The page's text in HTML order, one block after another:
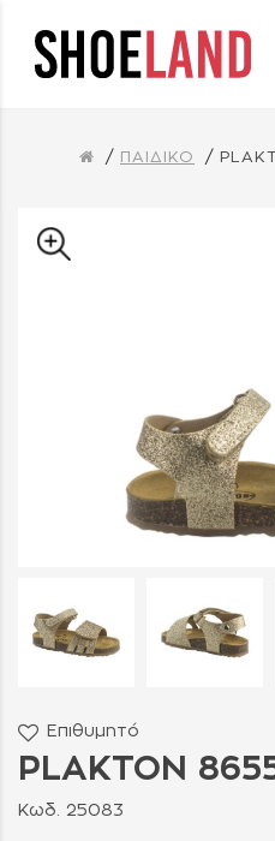
ΠΑΙΔΙΚΟ
Επιθυμητό
PLAKTON
Κωδ. 25083